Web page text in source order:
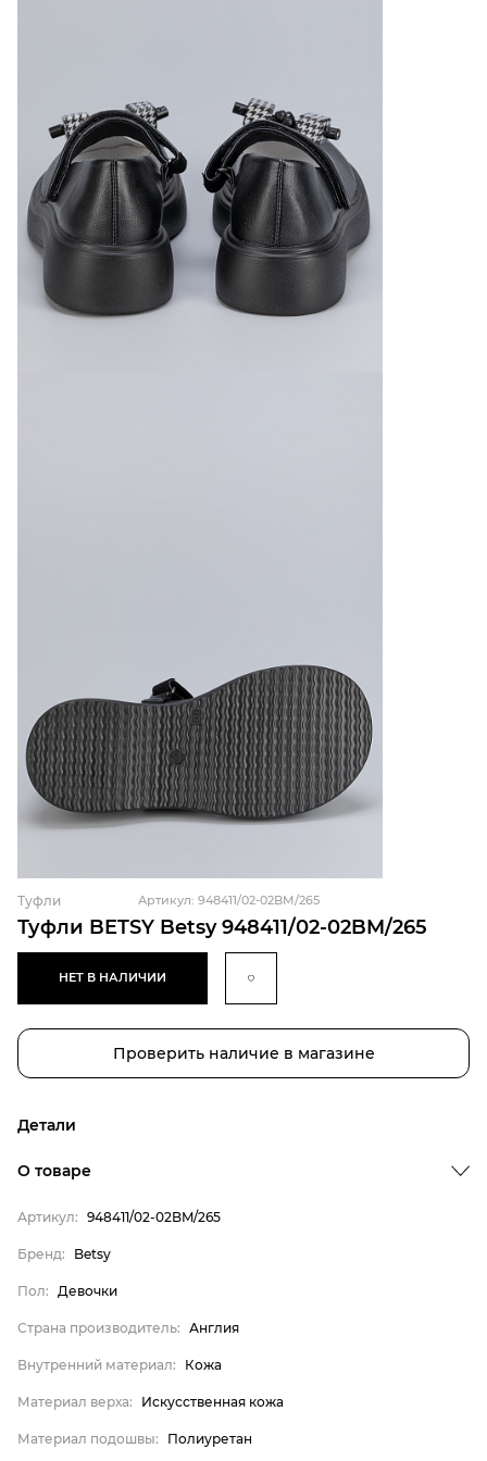
Туфли BETSY Betsy 948411/02-02BM/265
Туфли Артикул: 948411/02-02BM/265
НЕТ В НАЛИЧИИ
Проверить наличие в магазине
Детали
Бренд
Пол
Страна производитель
Внутренний материал
Материал верха
Материал подошвы
О товаре
Артикул: 948411/02-02BM/265
Бренд: Betsy
Пол: Девочки
Страна производитель: Англия
Внутренний материал: Кожа
Материал верха: Искусственная кожа
Материал подошвы: Полиуретан